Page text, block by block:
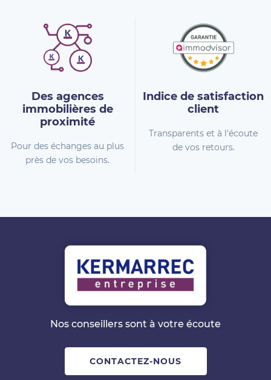
Des agences
immobilières de
proximité
Pour des échanges au plus
près de vos besoins.
Indice de satisfaction
client
Transparents et à l'écoute
de vos retours.
Nos conseillers sont à votre écoute
CONTACTEZ-NOUS